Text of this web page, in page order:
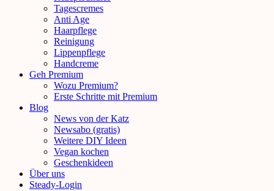
Tagescremes
Anti Age
Haarpflege
Reinigung
Lippenpflege
Handcreme
Geh Premium
Wozu Premium?
Erste Schritte mit Premium
Blog
News von der Katz
Newsabo (gratis)
Weitere DIY Ideen
Vegan kochen
Geschenkideen
Über uns
Steady-Login